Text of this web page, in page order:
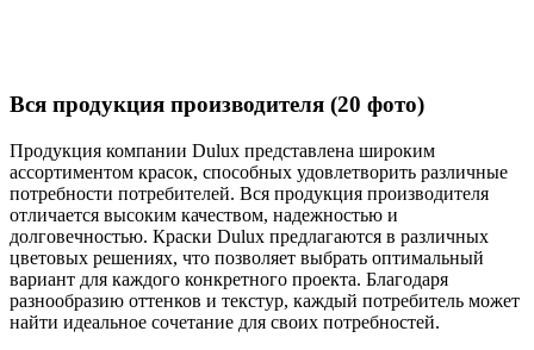
Вся продукция производителя (20 фото)
Продукция компании Dulux представлена широким
ассортиментом красок, способных удовлетворить различные
потребности потребителей. Вся продукция производителя
отличается высоким качеством, надежностью и
долговечностью. Краски Dulux предлагаются в различных
цветовых решениях, что позволяет выбрать оптимальный
вариант для каждого конкретного проекта. Благодаря
разнообразию оттенков и текстур, каждый потребитель может
найти идеальное сочетание для своих потребностей.